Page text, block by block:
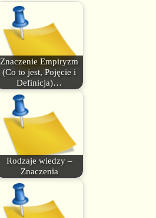
Znaczenie Empiryzm
(Co to jest, Pojęcie i
Definicja)…
Rodzaje wiedzy –
Znaczenia